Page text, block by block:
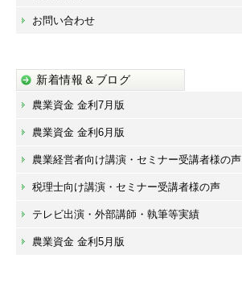
お問い合わせ
新着情報＆ブログ
農業資金 金利7月版
農業資金 金利6月版
農業経営者向け講演・セミナー受講者様の声
税理士向け講演・セミナー受講者様の声
テレビ出演・外部講師・執筆等実績
農業資金 金利5月版